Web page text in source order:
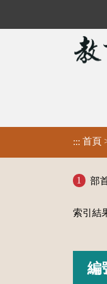
::: 首頁
部
索引結
編